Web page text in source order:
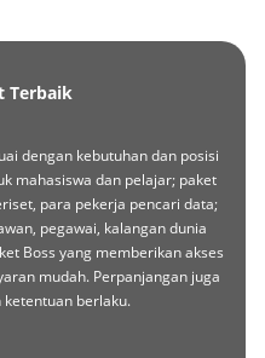
Terbaik
dengan kebutuhan dan posisi
mahasiswa dan pelajar; paket
para pekerja pencari data;
pegawai, kalangan dunia
Boss yang memberikan akses
mudah. Perpanjangan juga
ketentuan berlaku.